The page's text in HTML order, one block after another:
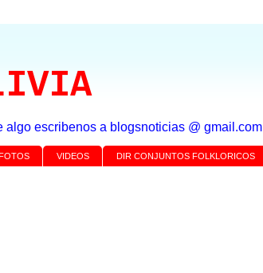
escribenos a blogsnoticias @ gmail.com
VIDEOS DIR CONJUNTOS FOLKLORICOS